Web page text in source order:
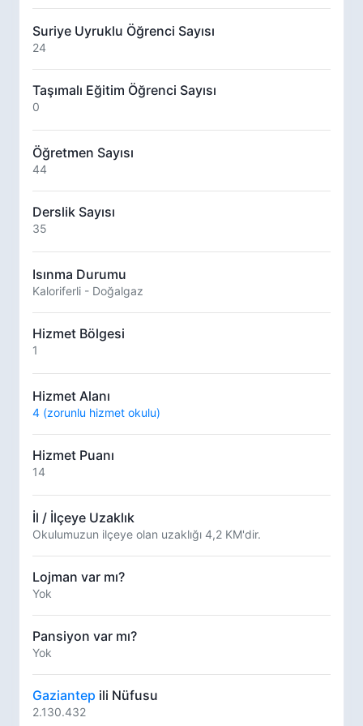
Suriye Uyruklu Öğrenci Sayısı
24
Taşımalı Eğitim Öğrenci Sayısı
0
Öğretmen Sayısı
44
Derslik Sayısı
35
Isınma Durumu
Kaloriferli - Doğalgaz
Hizmet Bölgesi
1
Hizmet Alanı
4 (zorunlu hizmet okulu)
Hizmet Puanı
14
İl / İlçeye Uzaklık
Okulumuzun ilçeye olan uzaklığı 4,2 KM'dir.
Lojman var mı?
Yok
Pansiyon var mı?
Yok
Gaziantep ili Nüfusu
2.130.432